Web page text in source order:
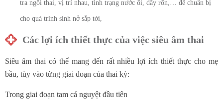
tra ngôi thai, vị trí nhau, tình trạng nước ối, dây rốn,… để chuẩn bị
cho quá trình sinh nở sắp tới,
Các lợi ích thiết thực của việc siêu âm thai
Siêu âm thai có thể mang đến rất nhiều lợi ích thiết thực cho mẹ
bầu, tùy vào từng giai đoạn của thai kỳ:
Trong giai đoạn tam cá nguyệt đầu tiên